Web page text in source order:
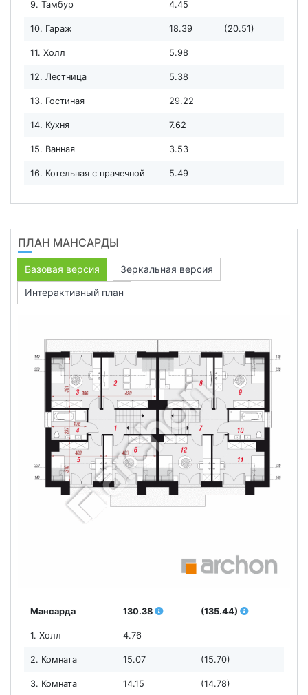
9. Тамбур 4.45
10. Гараж 18.39 (20.51)
11. Холл 5.98
12. Лестница 5.38
13. Гостиная 29.22
14. Кухня 7.62
15. Ванная 3.53
16. Котельная с прачечной 5.49
ПЛАН МАНСАРДЫ
Базовая версия
Зеркальная версия
Интерактивный план
Мансарда 130.38 (135.44)
1. Холл 4.76
2. Комната 15.07 (15.70)
3. Комната 14.15 (14.78)